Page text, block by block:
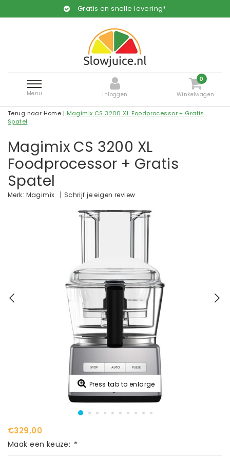
Gratis en snelle levering*
Menu Inloggen
0
Winkelwagen
Terug naar Home | Magimix CS 3200 XL Foodprocessor + Gratis
Spatel
Magimix CS 3200 XL
Foodprocessor + Gratis
Spatel
Merk: Magimix | Schrijf je eigen review
Press tab to enlarge
€329,00
Maak een keuze: *